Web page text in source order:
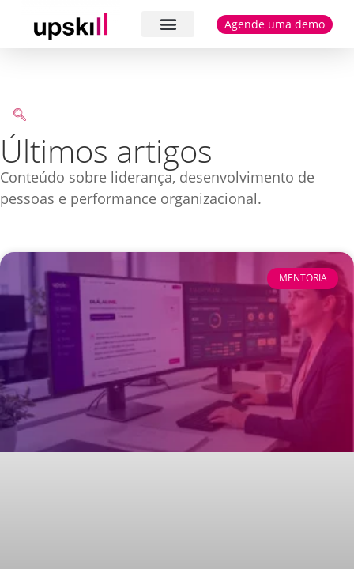
Agende uma demo
Últimos artigos
Conteúdo sobre liderança, desenvolvimento de
pessoas e performance organizacional.
MENTORIA